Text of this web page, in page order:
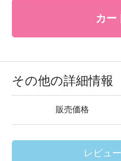
カー
その他の詳細情報
販売価格
レビュ